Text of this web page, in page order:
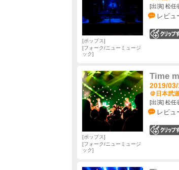
[出演] 松任
レビュ
ポップス
フォーク/ニューミュージ
ック
Time
2019/
＠日本武
[出演] 松任
レビュ
ポップス
フォーク/ニューミュージ
ック